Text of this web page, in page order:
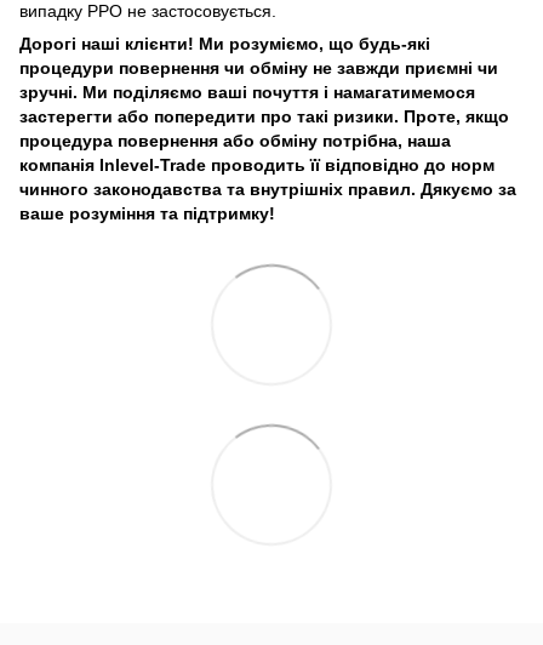
випадку РРО не застосовується.
Дорогі наші клієнти! Ми розуміємо, що будь-які
процедури повернення чи обміну не завжди приємні чи
зручні. Ми поділяємо ваші почуття і намагатимемося
застерегти або попередити про такі ризики. Проте, якщо
процедура повернення або обміну потрібна, наша
компанія Inlevel-Trade проводить її відповідно до норм
чинного законодавства та внутрішніх правил. Дякуємо за
ваше розуміння та підтримку!